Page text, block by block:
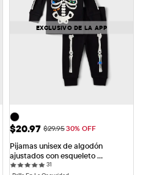
EXCLUSIVO DE LA APP
Precio de venta: $20.97
$20.97 Precio original: $29.95
$29.9530% OFF
Pijamas unisex de algodón
ajustados con esqueleto
resplandeciente familiar a juego
31